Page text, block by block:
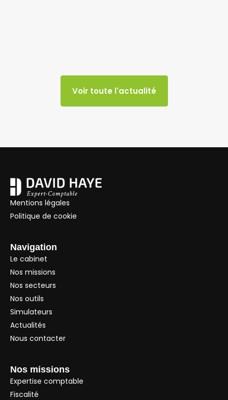
Voir toute l'actualité
Mentions légales
Politique de cookie
Navigation
Le cabinet
Nos missions
Nos secteurs
Nos outils
Simulateurs
Actualités
Nous contacter
Nos missions
Expertise comptable
Fiscalité